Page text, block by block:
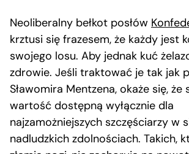
Neoliberalny bełkot posłów
krztusi się frazesem, że każdy jest
swojego losu. Aby jednak kuć
zdrowie. Jeśli traktować je tak jak
Sławomira Mentzena, okaże się,
wartość dostępną wyłącznie dla
najzamożniejszych szczęściarzy w
nadludzkich zdolnościach. Takich,